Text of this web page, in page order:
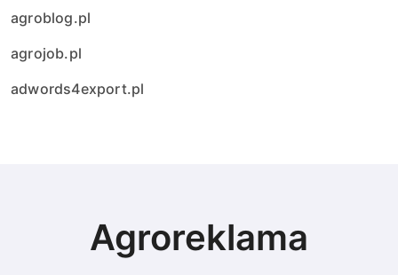
agroblog.pl
agrojob.pl
adwords4export.pl
Agroreklama